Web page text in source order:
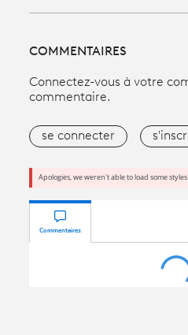
COMMENTAIRES
Connectez-vous à votre
commentaire.
se connecter